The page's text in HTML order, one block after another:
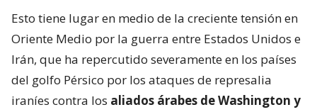
Esto tiene lugar en medio de la creciente tensión en
Oriente Medio por la guerra entre Estados Unidos e
Irán, que ha repercutido severamente en los países
del golfo Pérsico por los ataques de represalia
iraníes contra los aliados árabes de Washington y